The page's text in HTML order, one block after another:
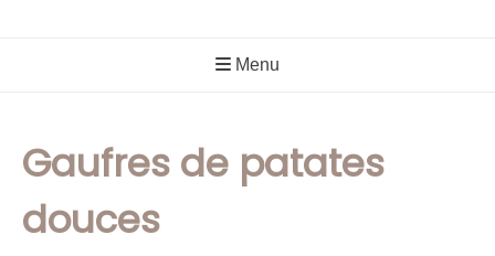
Menu
Gaufres de patates
douces